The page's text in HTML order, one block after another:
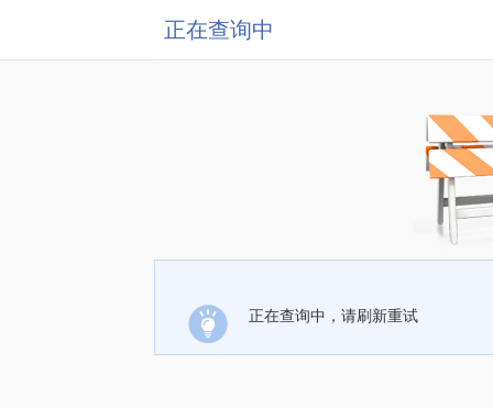
正在查询中
正在查询中，请刷新重试